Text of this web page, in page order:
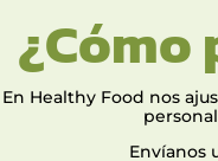
En Healthy Food nos
Envíanos